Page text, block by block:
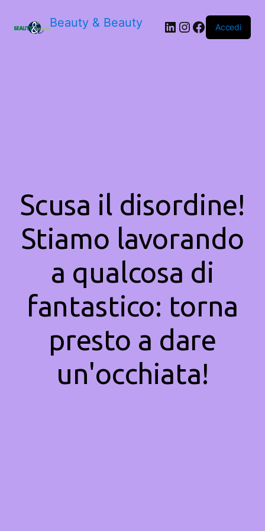
Beauty & Beauty LinkedIn
Instagram
Facebook
Accedi
Scusa il disordine!
Stiamo lavorando
a qualcosa di
fantastico: torna
presto a dare
un'occhiata!